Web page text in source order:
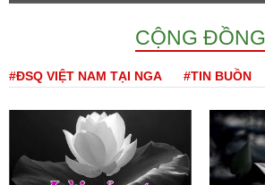
CỘNG ĐỒNG
#ĐSQ VIỆT NAM TẠI NGA #TIN BUỒN